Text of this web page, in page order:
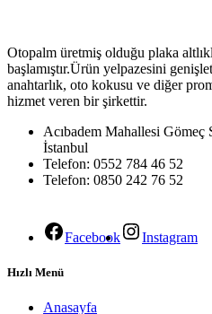
Otopalm üretmiş olduğu plaka
başlamıştır.Ürün yelpazesini
anahtarlık, oto kokusu ve diğer
hizmet veren bir şirkettir.
Acıbadem Mahallesi
İstanbul
Telefon: 0552 784 46 52
Telefon: 0850 242 76 52
Facebook Instagram
Hızlı Menü
Anasayfa